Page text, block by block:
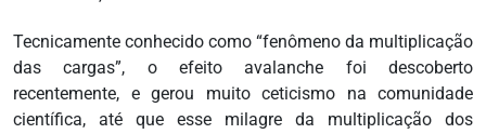
Tecnicamente conhecido como “fenômeno da multiplicação
das cargas”, o efeito avalanche foi descoberto
recentemente, e gerou muito ceticismo na comunidade
científica, até que esse milagre da multiplicação dos